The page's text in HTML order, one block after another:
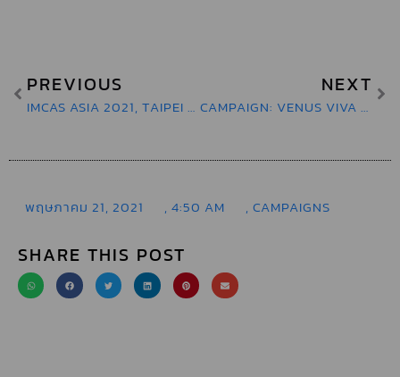
AES CLASS CLINIC ESPLANADE
AES CLASS CLINIC พารากอน
PREVIOUS
IMCAS ASIA 2021, TAIPEI & ONLINE
NEXT
CAMPAIGN: VENUS VIVA FLAWLESS RESURFACING SKIN​
พฤษภาคม 21, 2021 , 4:50 AM , CAMPAIGNS
SHARE THIS POST